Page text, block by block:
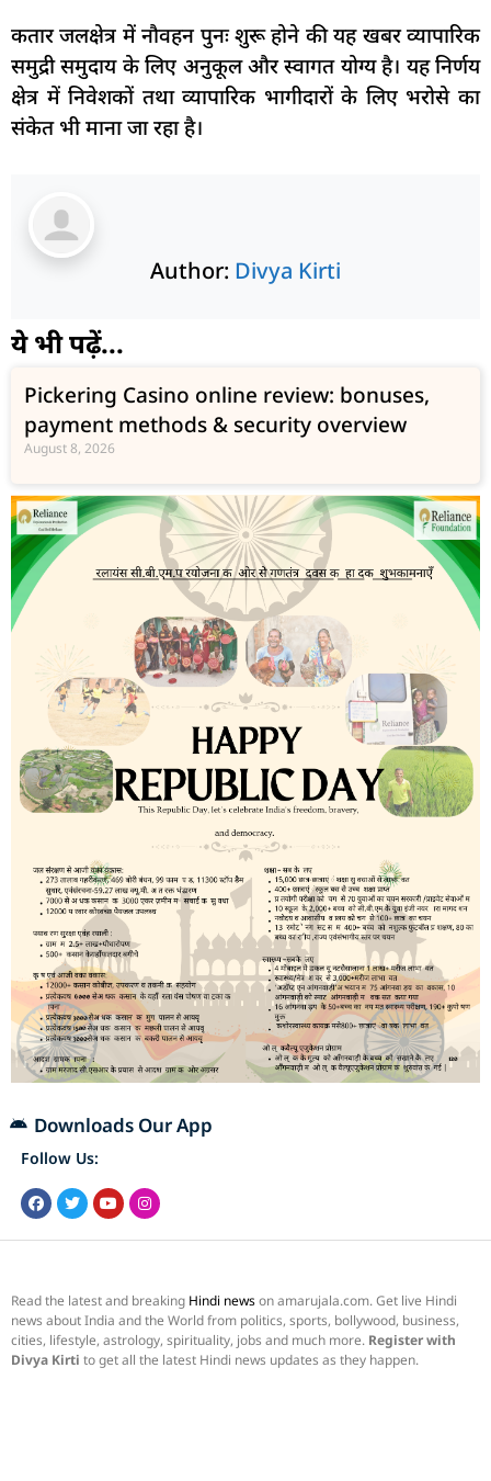
कतार जलक्षेत्र में नौवहन पुनः शुरू होने की यह खबर व्यापारिक
समुद्री समुदाय के लिए अनुकूल और स्वागत योग्य है। यह निर्णय
क्षेत्र में निवेशकों तथा व्यापारिक भागीदारों के लिए भरोसे का
संकेत भी माना जा रहा है।
Author: Divya Kirti
ये भी पढ़ें...
Pickering Casino online review: bonuses,
payment methods & security overview
August 8, 2026
Downloads Our App
Follow Us:
Read the latest and breaking Hindi newson amarujala.com. Get live Hindi
news about India and the World from politics, sports, bollywood, business,
cities, lifestyle, astrology, spirituality, jobs and much more. Register with
Divya Kirti to get all the latest Hindi news updates as they happen.